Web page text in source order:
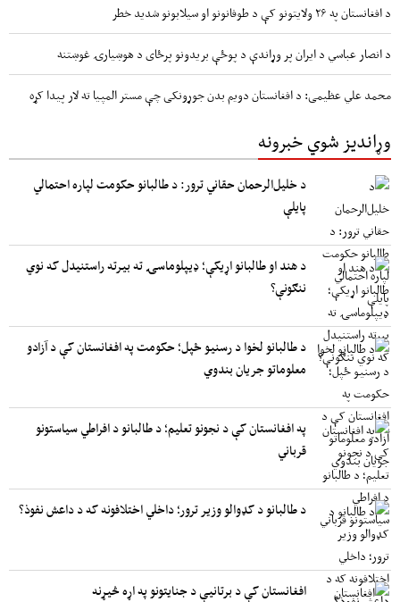
د افغانستان په ۲۶ ولایتونو کې د طوفانونو او سیلابونو شدید خطر
د انصار عباسي د ایران پر وړاندې د پوځې بریدونو پرځای د هوښیارۍ غوښتنه
محمد علي عظیمی: د افغانستان دویم بدن جوړونکی چې مستر المپیا ته لار پیدا کړه
وړاندیز شوي خبرونه
د خلیل‌الرحمان حقاني ترور: د طالبانو حکومت لپاره احتمالي
پایلې
د هند او طالبانو اړیکې؛ ډیپلوماسۍ ته بیرته راستنیدل که نوي
ننګونې؟
د طالبانو لخوا د رسنیو ځپل؛ حکومت په افغانستان کې د آزادو
معلوماتو جریان بندوي
په افغانستان کې د نجونو تعلیم؛ د طالبانو د افراطي سیاستونو
قرباني
د طالبانو د کډوالو وزیر ترور؛ داخلي اختلافونه که د داعش نفوذ؟
افغانستان کې د برتانیې د جنایتونو په اړه څیړنه